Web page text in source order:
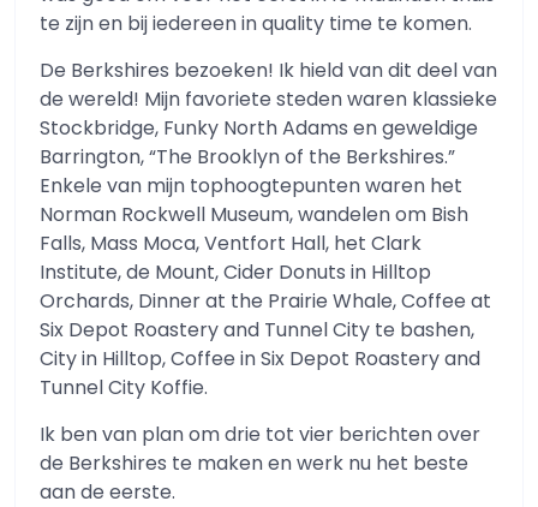
te zijn en bij iedereen in quality time te komen.
De Berkshires bezoeken! Ik hield van dit deel van
de wereld! Mijn favoriete steden waren klassieke
Stockbridge, Funky North Adams en geweldige
Barrington, “The Brooklyn of the Berkshires.”
Enkele van mijn tophoogtepunten waren het
Norman Rockwell Museum, wandelen om Bish
Falls, Mass Moca, Ventfort Hall, het Clark
Institute, de Mount, Cider Donuts in Hilltop
Orchards, Dinner at the Prairie Whale, Coffee at
Six Depot Roastery and Tunnel City te bashen,
City in Hilltop, Coffee in Six Depot Roastery and
Tunnel City Koffie.
Ik ben van plan om drie tot vier berichten over
de Berkshires te maken en werk nu het beste
aan de eerste.